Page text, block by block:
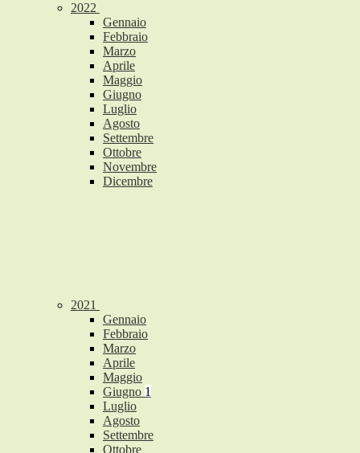
2022
Gennaio
Febbraio
Marzo
Aprile
Maggio
Giugno
Luglio
Agosto
Settembre
Ottobre
Novembre
Dicembre
2021
Gennaio
Febbraio
Marzo
Aprile
Maggio
Giugno 1
Luglio
Agosto
Settembre
Ottobre